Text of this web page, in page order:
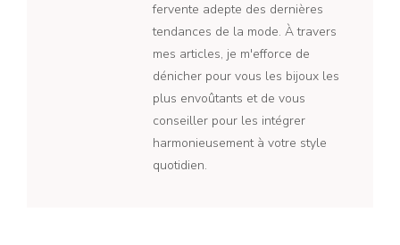
fervente adepte des dernières
tendances de la mode. À travers
mes articles, je m'efforce de
dénicher pour vous les bijoux les
plus envoûtants et de vous
conseiller pour les intégrer
harmonieusement à votre style
quotidien.